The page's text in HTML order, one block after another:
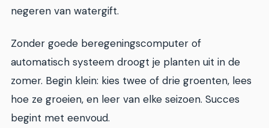
negeren van watergift.
Zonder goede beregeningscomputer of
automatisch systeem droogt je planten uit in de
zomer. Begin klein: kies twee of drie groenten, lees
hoe ze groeien, en leer van elke seizoen. Succes
begint met eenvoud.